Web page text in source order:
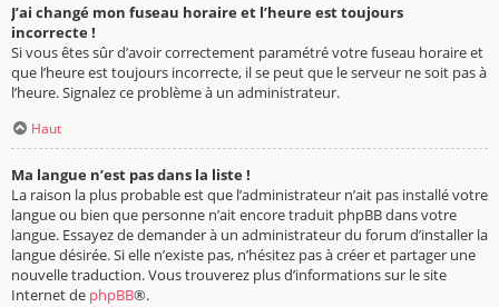
J’ai changé mon fuseau horaire et l’heure est toujours
incorrecte !
Si vous êtes sûr d’avoir correctement paramétré votre fuseau horaire et
que l’heure est toujours incorrecte, il se peut que le serveur ne soit pas à
l’heure. Signalez ce problème à un administrateur.
Haut
Ma langue n’est pas dans la liste !
La raison la plus probable est que l’administrateur n’ait pas installé votre
langue ou bien que personne n’ait encore traduit phpBB dans votre
langue. Essayez de demander à un administrateur du forum d’installer la
langue désirée. Si elle n’existe pas, n’hésitez pas à créer et partager une
nouvelle traduction. Vous trouverez plus d’informations sur le site
Internet de phpBB®.